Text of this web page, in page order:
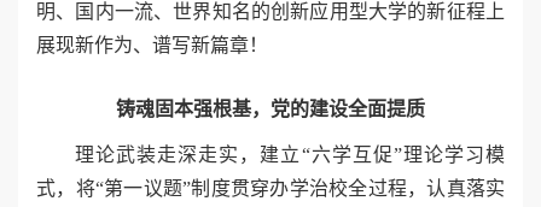
明、国内一流、世界知名的创新应用型大学的新征程上
展现新作为、谱写新篇章！
铸魂固本强根基，党的建设全面提质
理论武装走深走实，建立“六学互促”理论学习模
式，将“第一议题”制度贯穿办学治校全过程，认真落实